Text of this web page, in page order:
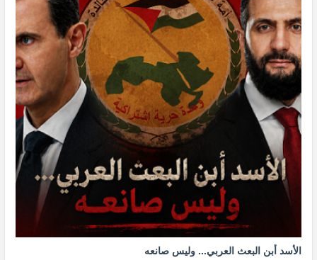
الأسد أبن البعث العربي... وليس صانعه